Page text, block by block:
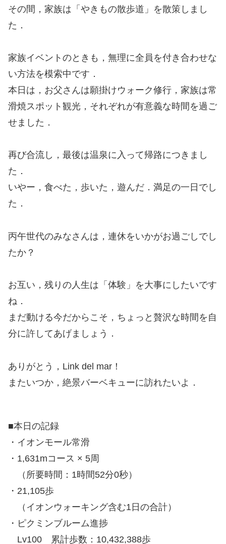
その間，家族は「やきもの散歩道」を散策しまし
た．
家族イベントのときも，無理に全員を付き合わせな
い方法を模索中です．
本日は，お父さんは願掛けウォーク修行，家族は常
滑焼スポット観光，それぞれが有意義な時間を過ご
せました．
再び合流し，最後は温泉に入って帰路につきまし
た．
いやー，食べた，歩いた，遊んだ．満足の一日でし
た．
丙午世代のみなさんは，連休をいかがお過ごしでし
たか？
お互い，残りの人生は「体験」を大事にしたいです
ね．
まだ動ける今だからこそ，ちょっと贅沢な時間を自
分に許してあげましょう．
ありがとう，Link del mar！
またいつか，絶景バーベキューに訪れたいよ．
■本日の記録
・イオンモール常滑
・1,631mコース × 5周
（所要時間：1時間52分0秒）
・21,105歩
（イオンウォーキング含む1日の合計）
・ピクミンブルーム進捗
Lv100 累計歩数：10,432,388歩